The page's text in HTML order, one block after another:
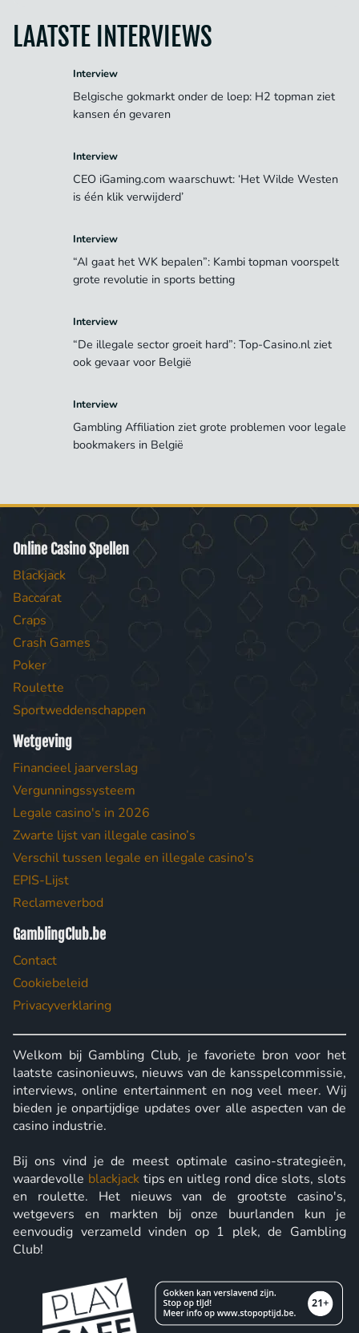
LAATSTE INTERVIEWS
Interview
Belgische gokmarkt onder de loep: H2 topman ziet
kansen én gevaren
Interview
CEO iGaming.com waarschuwt: ‘Het Wilde Westen
is één klik verwijderd’
Interview
“AI gaat het WK bepalen”: Kambi topman voorspelt
grote revolutie in sports betting
Interview
“De illegale sector groeit hard”: Top-Casino.nl ziet
ook gevaar voor België
Interview
Gambling Affiliation ziet grote problemen voor legale
bookmakers in België
Online Casino Spellen
Blackjack
Baccarat
Craps
Crash Games
Poker
Roulette
Sportweddenschappen
Wetgeving
Financieel jaarverslag
Vergunningssysteem
Legale casino's in 2026
Zwarte lijst van illegale casino’s
Verschil tussen legale en illegale casino's
EPIS-Lijst
Reclameverbod
GamblingClub.be
Contact
Cookiebeleid
Privacyverklaring
Welkom bij Gambling Club, je favoriete bron voor het
laatste casinonieuws, nieuws van de kansspelcommissie,
interviews, online entertainment en nog veel meer. Wij
bieden je onpartijdige updates over alle aspecten van de
casino industrie.
Bij ons vind je de meest optimale casino-strategieën,
waardevolle blackjacktips en uitleg rond dice slots, slots
en roulette. Het nieuws van de grootste casino's,
wetgevers en markten bij onze buurlanden kun je
eenvoudig verzameld vinden op 1 plek, de Gambling
Club!